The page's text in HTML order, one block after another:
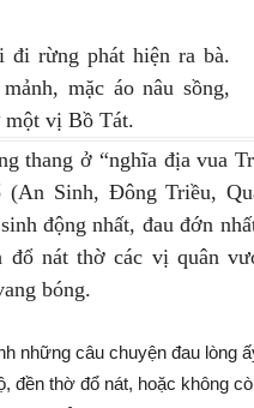
đi rừng phát hiện ra bà.
mặc áo nâu sồng,
một vị Bồ Tát.
thang ở “nghĩa địa vua
Sinh, Đông Triều,
động nhất, đau đớn
đổ nát thờ các vị quân
bóng.
những câu chuyện đau lòng
đền thờ đổ nát, hoặc không